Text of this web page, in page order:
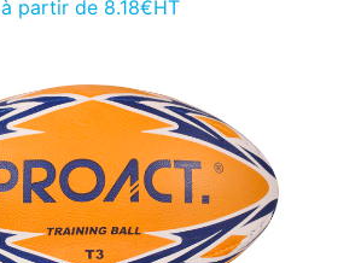
à partir de 8.18€HT